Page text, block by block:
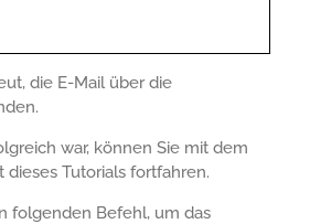
die E-Mail über die
war, können Sie mit dem
dieses Tutorials fortfahren.
folgenden Befehl, um das